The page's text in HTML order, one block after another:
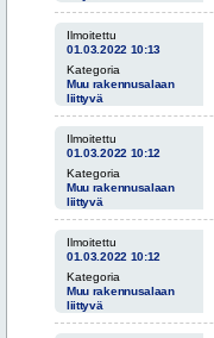
Ilmoitettu
01.03.2022 10:13
Kategoria
Muu rakennusalaan
liittyvä
Ilmoitettu
01.03.2022 10:12
Kategoria
Muu rakennusalaan
liittyvä
Ilmoitettu
01.03.2022 10:12
Kategoria
Muu rakennusalaan
liittyvä